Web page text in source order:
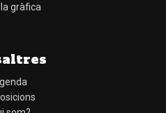
gràfica